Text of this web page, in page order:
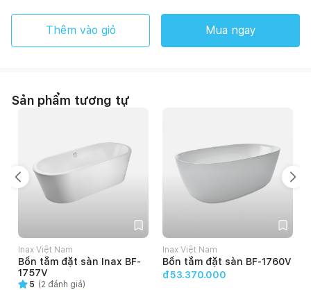
Thêm vào giỏ Mua ngay
Sản phẩm tương tự
Inax Việt Nam
Bồn tắm đặt sàn Inax BF-
1757V
5 (2 đánh giá)
Inax Việt Nam
Bồn tắm đặt sàn BF-1760V
đ53.370.000